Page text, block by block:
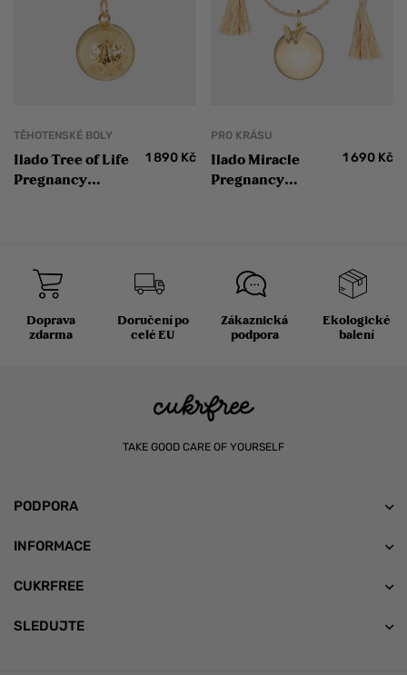
TĚHOTENSKÉ BOLY
Ilado Tree of Life
Pregnancy
1 890 Kč
PRO KRÁSU
Ilado Miracle
Pregnancy
1 690 Kč
Doprava
zdarma
Doručení po
celé EU
Zákaznická
podpora
Ekologické
balení
TAKE GOOD CARE OF YOURSELF
PODPORA
INFORMACE
CUKRFREE
SLEDUJTE